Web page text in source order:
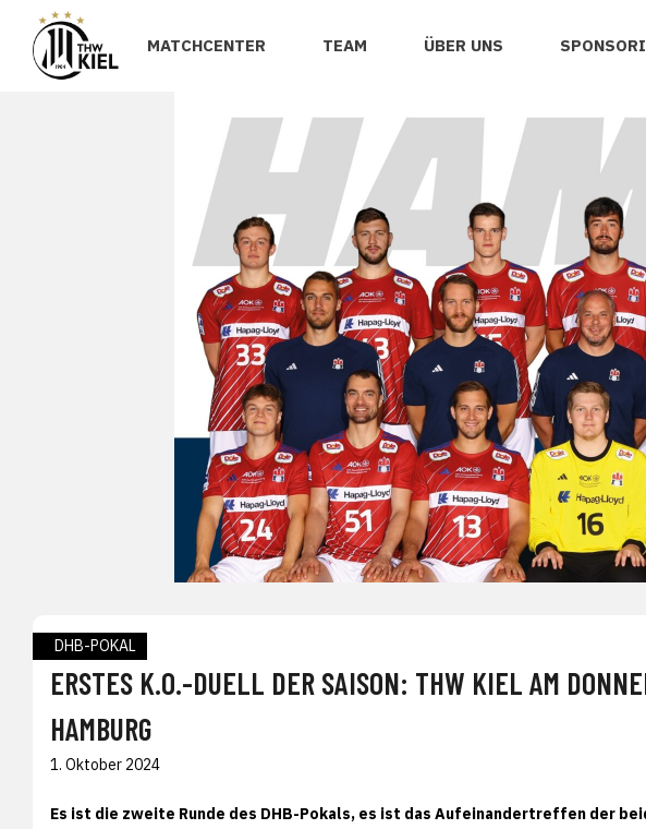
MATCHCENTER TEAM ÜBER UNS
DHB-POKAL
ERSTES K.O.-DUELL DER SAISON: THW KIEL AM
HAMBURG
1. Oktober 2024
Es ist die zweite Runde des DHB-Pokals, es ist das Aufeinandertreffen der